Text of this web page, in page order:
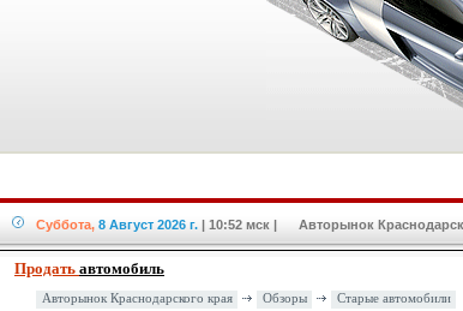
Суббота, 8 Август 2026 г. | 10:52 мск | Авторынок
Продать автомобиль
Авторынок Краснодарского края Обзоры Старые автомобили